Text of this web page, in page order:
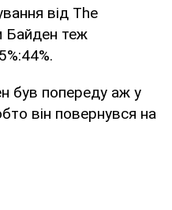
від The
Байден теж
був попереду аж у
він повернувся на